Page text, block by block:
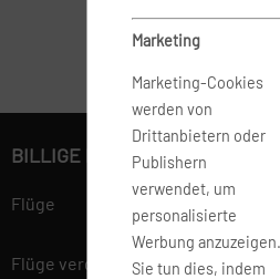
Marketing
Marketing-Cookies
werden von
Drittanbietern oder
Publishern
verwendet, um
personalisierte
Werbung anzuzeigen.
Sie tun dies, indem
BILLIGE FLÜGE BUCHEN
Flüge
Flüge vergleichen